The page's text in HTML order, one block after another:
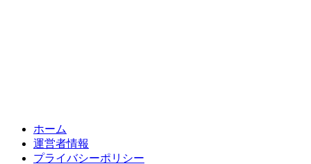
ホーム
運営者情報
プライバシーポリシー